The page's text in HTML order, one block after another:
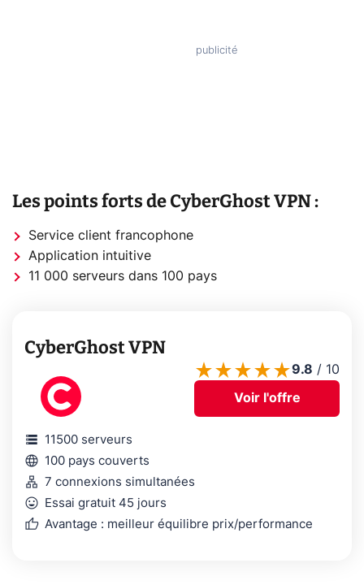
Les points forts de CyberGhost VPN :
Service client francophone
Application intuitive
11 000 serveurs dans 100 pays
CyberGhost VPN
storage 11500 serveurs
language 100 pays couverts
lan 7 connexions simultanées
mood Essai gratuit 45 jours
thumb_up Avantage : meilleur équilibre prix/performance
9.8 / 10
Voir l'offre